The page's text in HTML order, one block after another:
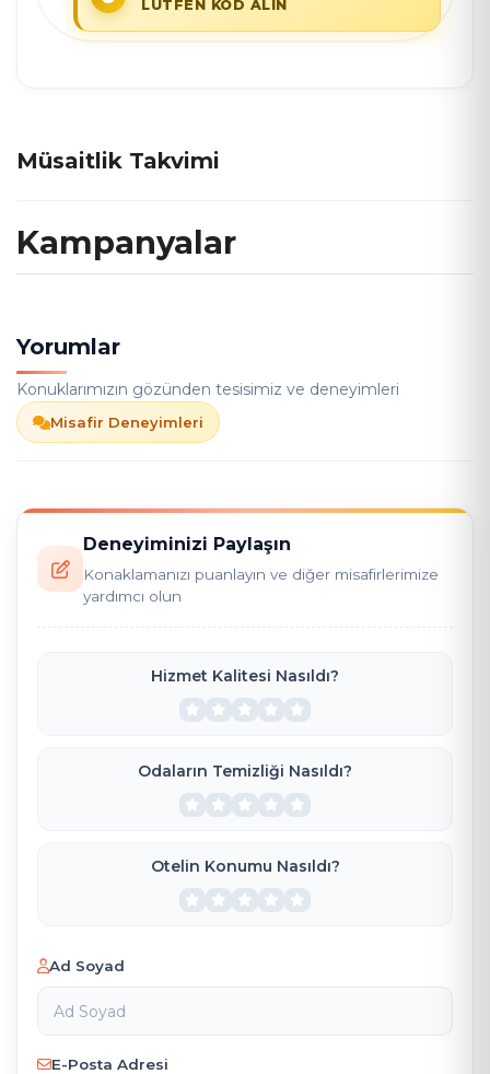
LÜTFEN KOD ALIN
Müsaitlik Takvimi
Kampanyalar
Yorumlar
Konuklarımızın gözünden tesisimiz ve deneyimleri
Misafir Deneyimleri
Deneyiminizi Paylaşın
Konaklamanızı puanlayın ve diğer misafirlerimize
yardımcı olun
Hizmet Kalitesi Nasıldı?
Odaların Temizliği Nasıldı?
Otelin Konumu Nasıldı?
Ad Soyad
E-Posta Adresi